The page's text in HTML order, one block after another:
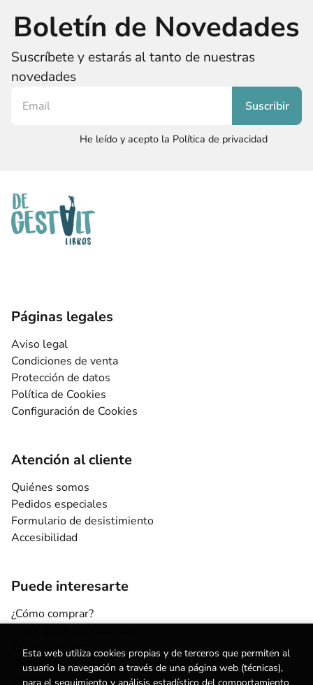
Boletín de Novedades
Suscríbete y estarás al tanto de nuestras
novedades
He leído y acepto la Política de privacidad
Páginas legales
Aviso legal
Condiciones de venta
Protección de datos
Política de Cookies
Configuración de Cookies
Atención al cliente
Quiénes somos
Pedidos especiales
Formulario de desistimiento
Accesibilidad
Puede interesarte
¿Cómo comprar?
Escuelas y centros
Nuestros Servicios
Noticias
Esta web utiliza cookies propias y de terceros que permiten al
usuario la navegación a través de una página web (técnicas),